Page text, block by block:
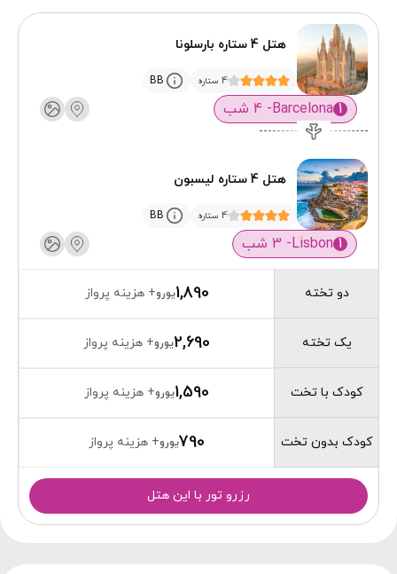
هتل 4 ستاره بارسلونا
4 ستاره BB
1
Barcelona- 4 شب
هتل 4 ستاره لیسبون
4 ستاره BB
1
Lisbon- 3 شب
دو تخته
یک تخته
کودک با تخت
کودک بدون تخت
1,890یورو+ هزینه پرواز
2,690یورو+ هزینه پرواز
1,590یورو+ هزینه پرواز
790یورو+ هزینه پرواز
رزرو تور با این هتل